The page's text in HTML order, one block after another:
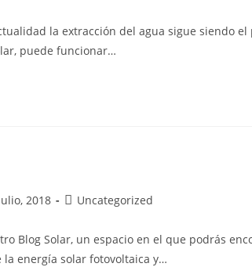
la extracción del agua sigue siendo
puede funcionar…
2018 Uncategorized
Blog Solar, un espacio en el que podrás
energía solar fotovoltaica y…